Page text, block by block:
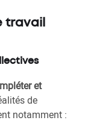
travail
et
de
notamment :